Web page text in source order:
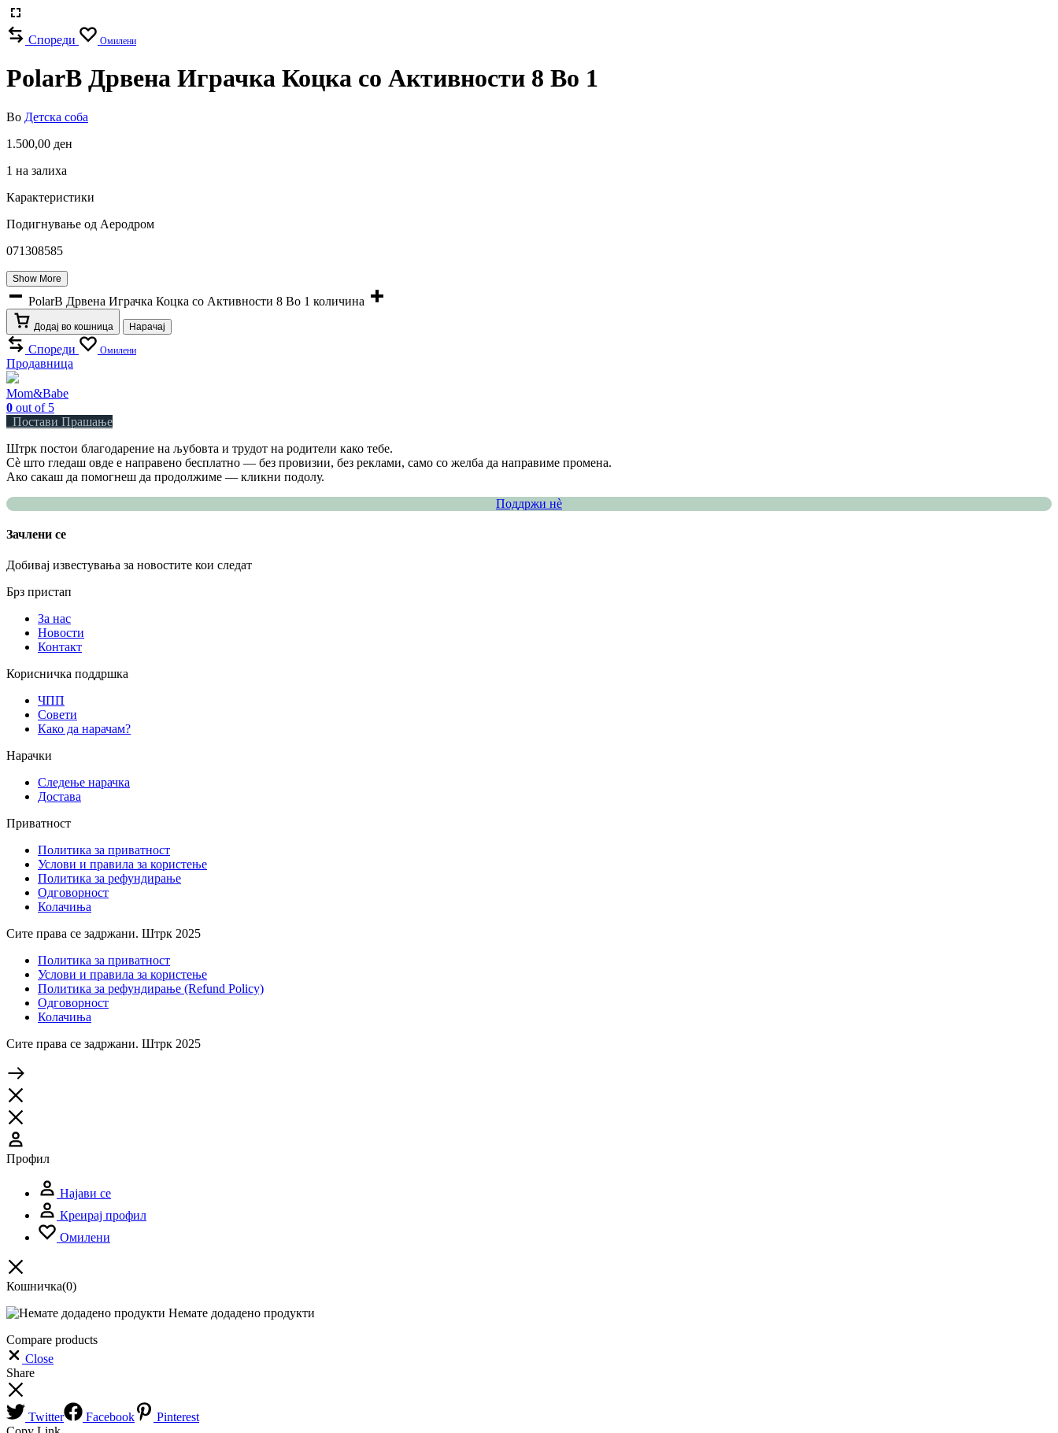
Спореди Омилени
PolarB Дрвена Играчка Коцка со Активности 8 Во 1
Во Детска соба
1.500,00 ден
1 на залиха
Карактеристики
Подигнување од Аеродром
071308585
Show More
PolarB Дрвена Играчка Коцка со Активности 8 Во 1 количина
Додај во кошница Нарачај
Спореди Омилени
Продавница
Mom&Babe
0 out of 5
Постави Прашање
Штрк постои благодарение на љубовта и трудот на родители како тебе.
Сè што гледаш овде е направено бесплатно — без провизии, без реклами, само со желба да направиме промена.
Ако сакаш да помогнеш да продолжиме — кликни подолу.
Поддржи нѐ
Зачлени се
Добивај известувања за новостите кои следат
Брз пристап
За нас
Новости
Контакт
Корисничка поддршка
ЧПП
Совети
Како да нарачам?
Нарачки
Следење нарачка
Достава
Приватност
Политика за приватност
Услови и правила за користење
Политика за рефундирање
Одговорност
Колачиња
Сите права се задржани. Штрк 2025
Политика за приватност
Услови и правила за користење
Политика за рефундирање (Refund Policy)
Одговорност
Колачиња
Сите права се задржани. Штрк 2025
Профил
Најави се
Креирај профил
Омилени
Кошничка(0)
Немате додадено продукти
Compare products
Close
Share
Twitter Facebook
Pinterest